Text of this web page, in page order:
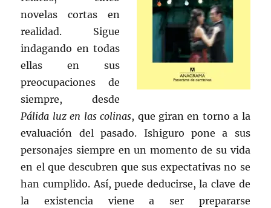
novelas cortas en
realidad. Sigue
indagando en todas
ellas en sus
preocupaciones de
siempre, desde
Pálida luz en las colinas, que giran en torno a la
evaluación del pasado. Ishiguro pone a sus
personajes siempre en un momento de su vida
en el que descubren que sus expectativas no se
han cumplido. Así, puede deducirse, la clave de
la existencia viene a ser prepararse